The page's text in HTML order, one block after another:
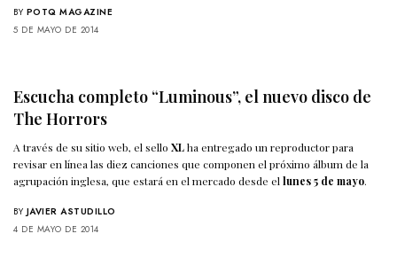
BY POTQ MAGAZINE
5 DE MAYO DE 2014
Escucha completo “Luminous”, el nuevo disco de
The Horrors
A través de su sitio web, el selloXLha entregado un reproductor para
revisar en línea las diez canciones que componen el próximo álbum de la
agrupación inglesa, que estará en el mercado desde ellunes 5 de mayo.
BY JAVIER ASTUDILLO
4 DE MAYO DE 2014